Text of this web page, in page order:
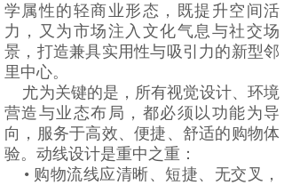
学属性的轻商业形态，既提升空间活
力，又为市场注入文化气息与社交场
景，打造兼具实用性与吸引力的新型邻
里中心。
尤为关键的是，所有视觉设计、环境
营造与业态布局，都必须以功能为导
向，服务于高效、便捷、舒适的购物体
验。动线设计是重中之重：
• 购物流线应清晰、短捷、无交叉，